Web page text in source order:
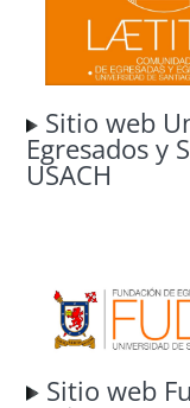
Sitio web
Egresados y
USACH
Sitio web